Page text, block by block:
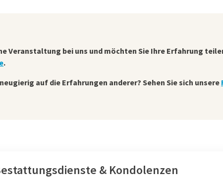
Veranstaltung bei uns und möchten Sie Ihre Erfahrung
.
auf die Erfahrungen anderer? Sehen Sie sich unsere
& Kondolenzen